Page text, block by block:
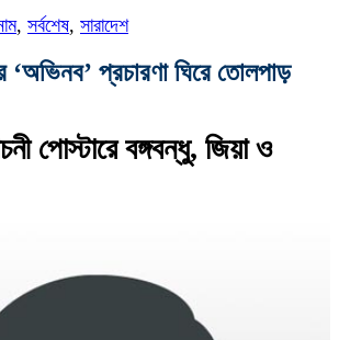
, সর্বশেষ, সারাদেশ
‘অভিনব’ প্রচারণা ঘিরে তোলপাড়
পোস্টারে বঙ্গবন্ধু, জিয়া ও